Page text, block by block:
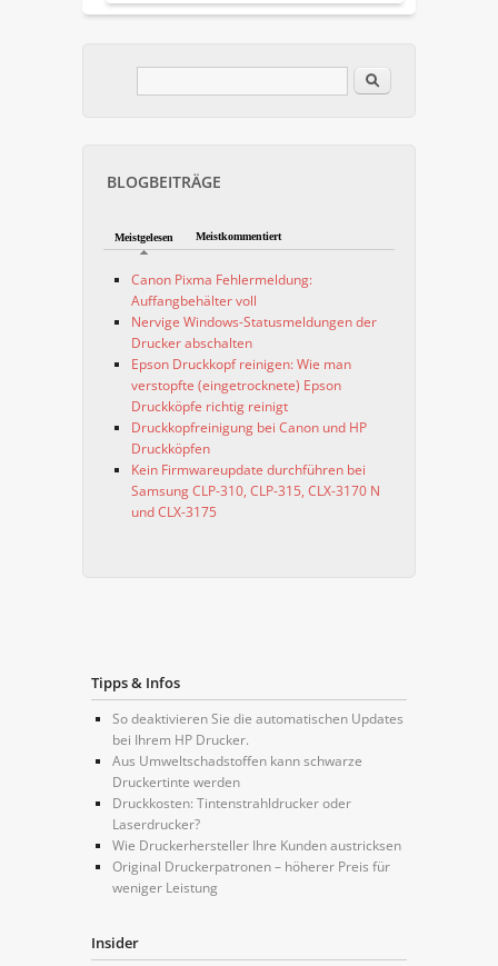
Suchformular Im Blog suchen
BLOGBEITRÄGE
Meistgelesen Meistkommentiert
Canon Pixma Fehlermeldung:
Auffangbehälter voll
Nervige Windows-Statusmeldungen der
Drucker abschalten
Epson Druckkopf reinigen: Wie man
verstopfte (eingetrocknete) Epson
Druckköpfe richtig reinigt
Druckkopfreinigung bei Canon und HP
Druckköpfen
Kein Firmwareupdate durchführen bei
Samsung CLP-310, CLP-315, CLX-3170 N
und CLX-3175
Tipps & Infos
So deaktivieren Sie die automatischen Updates
bei Ihrem HP Drucker.
Aus Umweltschadstoffen kann schwarze
Druckertinte werden
Druckkosten: Tintenstrahldrucker oder
Laserdrucker?
Wie Druckerhersteller Ihre Kunden austricksen
Original Druckerpatronen – höherer Preis für
weniger Leistung
Insider